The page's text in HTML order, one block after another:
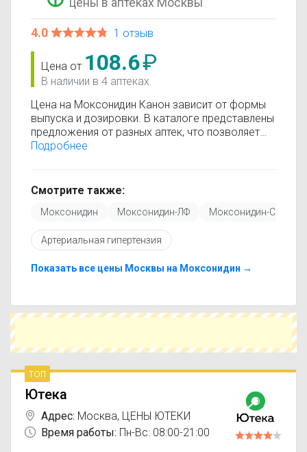
4.0 1 отзыв
Цена от 108.6₽
В наличии в 4 аптеках
Цена на Моксонидин Канон зависит от формы
выпуска и дозировки. В каталоге представлены
предложения от разных аптек, что позволяет
быстро найти, где купить Моксонидин Канон по
только актуальные данные.
Перед покупкой рекомендуется ознакомиться с
инструкцией по применению, показаниями и
противопоказаниями. При необходимости вы
можете подобрать аналоги Моксонидин Канон
доступной ценой.
предложения. Это поможет сэкономить время
Подробнее
Смотрите также:
Моксонидин Моксонидин-ЛФ Моксонидин-СЗ
Артериальная гипертензия
Показать все цены Москвы на Моксонидин →
топ
Ютека
Адрес: Москва, ЦЕНЫ ЮТЕКИ
Время работы: Пн-Вс: 08:00-21:00